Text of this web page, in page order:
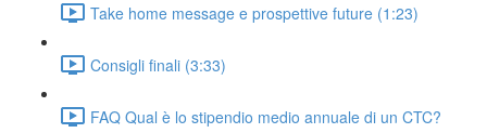
Take home message e prospettive future (1:23)
Consigli finali (3:33)
FAQ Qual è lo stipendio medio annuale di un CTC?